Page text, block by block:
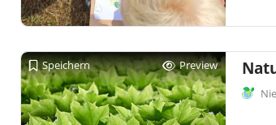
Speichern Preview